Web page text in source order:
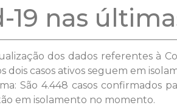
nas
dos dados referentes à
dois casos ativos seguem em
São 4.448 casos confirmados
em isolamento no momento.